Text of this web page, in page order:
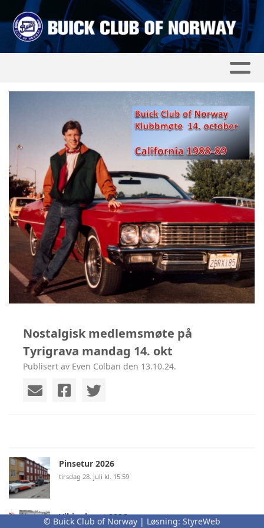
Nostalgisk medlemsmøte på
Tyrigrava mandag 14. okt
Publisert av Even Colban den 13.10.24.
Pinsetur 2026
tirsdag 28. juli kl. 15:59
Vikingløpet 2026
© Buick Club of Norway | Løsning: StyreWeb